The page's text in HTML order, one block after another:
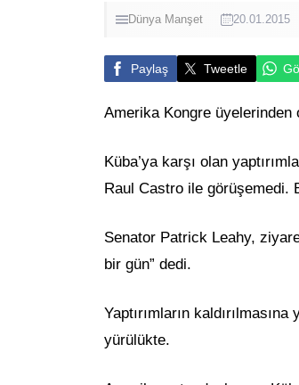
Dünya Manşet 20.01.2015
Paylaş Tweetle
Amerika Kongre
Küba’ya karşı olan
Raul Castro ile görüşemedi.
Senator Patrick Leahy,
bir gün” dedi.
Yaptırımların
yürülükte.